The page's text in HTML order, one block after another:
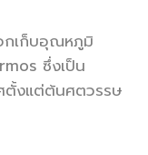
กเก็บอุณหภูมิ
ซึ่งเป็น
ตั้งแต่ต้นศตวรรษ